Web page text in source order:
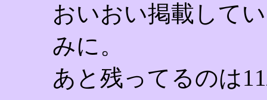
おいおい掲載して
みに。
あと残ってるのは